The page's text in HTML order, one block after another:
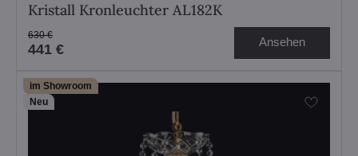
Kristall Kronleuchter AL182K
441 €
630 € Ansehen
im Showroom
Neu